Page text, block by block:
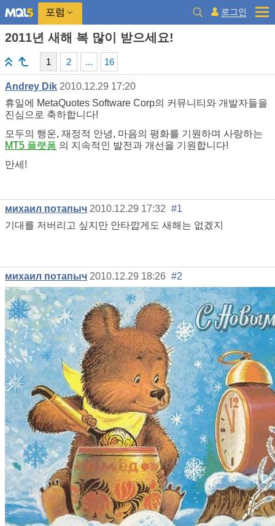
포럼 로그인
2011년 새해 복 많이 받으세요!
1 2 ... 16
Andrey Dik 2010.12.29 17:20
휴일에 MetaQuotes Software Corp의 커뮤니티와 개발자들을
진심으로 축하합니다!
모두의 행운, 재정적 안녕, 마음의 평화를 기원하며 사랑하는
MT5 플랫폼 의 지속적인 발전과 개선을 기원합니다!
만세!
михаил потапыч 2010.12.29 17:32 #1
기대를 저버리고 싶지만 안타깝게도 새해는 없겠지
михаил потапыч 2010.12.29 18:26 #2